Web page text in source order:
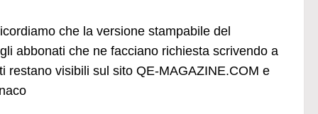
che la versione stampabile del
abbonati che ne facciano richiesta scrivendo a
restano visibili sul sito QE-MAGAZINE.COM e